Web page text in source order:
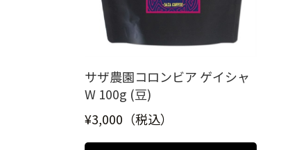
サザ農園コロンビア ゲイシャ
W 100g (豆)
¥3,000（税込）